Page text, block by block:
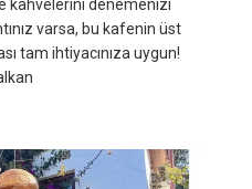
kahvelerini denemenizi
varsa, bu kafenin üst
tam ihtiyacınıza uygun!